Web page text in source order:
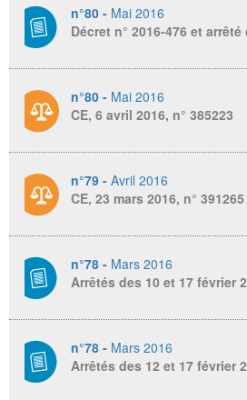
n°80 - Mai 2016
Décret n° 2016-476 et
n°80 - Mai 2016
CE, 6 avril 2016, n° 385223
n°79 - Avril 2016
CE, 23 mars 2016, n° 391265
n°78 - Mars 2016
Arrêtés des 10 et 17 février
n°78 - Mars 2016
Arrêtés des 12 et 17 février